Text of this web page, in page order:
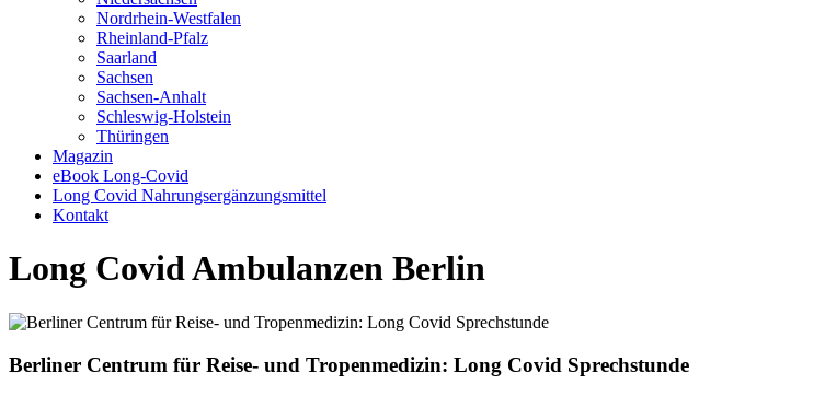
Nordrhein-Westfalen
Rheinland-Pfalz
Saarland
Sachsen
Sachsen-Anhalt
Schleswig-Holstein
Thüringen
Magazin
eBook Long-Covid
Long Covid Nahrungsergänzungsmittel
Kontakt
Long Covid Ambulanzen Berlin
Berliner Centrum für Reise- und Tropenmedizin: Long Covid Sprechstunde